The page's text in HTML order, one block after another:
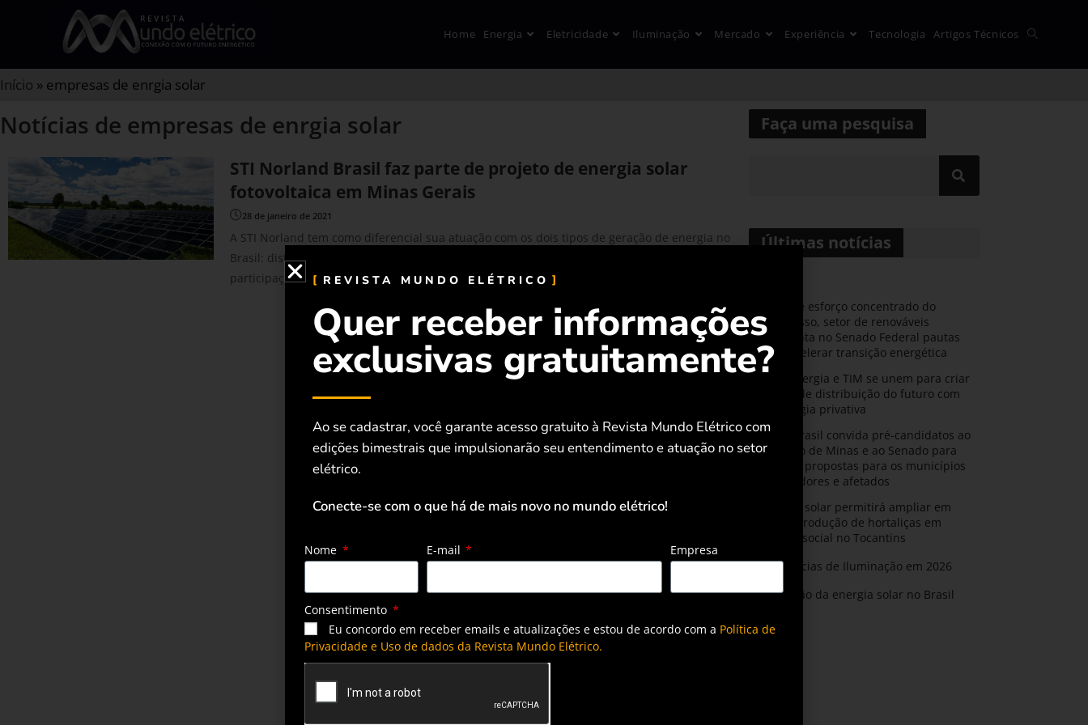
Home Energia Eletricidade Iluminação Mercado Experiência Tecnologia Artigos Técnicos
Início » empresas de enrgia solar
Notícias de empresas de enrgia solar
STI Norland Brasil faz parte de projeto de energia solar
fotovoltaica em Minas Gerais
28 de janeiro de 2021
A STI Norland tem como diferencial sua atuação com os dois tipos de geração de energia no
Brasil: distribuída e centralizada. A empresa é fornecedora de rastreadores solares em
participação de mercado
Faça uma pesquisa
Últimas notícias
Durante esforço concentrado do
Congresso, setor de renováveis
apresenta no Senado Federal pautas
para acelerar transição energética
CPFL Energia e TIM se unem para criar
a rede de distribuição do futuro com
tecnologia privativa
AMIG Brasil convida pré-candidatos ao
Governo de Minas e ao Senado para
discutir propostas para os municípios
mineradores e afetados
Energia solar permitirá ampliar em
25% a produção de hortaliças em
projeto social no Tocantins
Tendências de Iluminação em 2026
Expansão da energia solar no Brasil
REVISTA MUNDO ELÉTRICO
Quer receber informações
exclusivas gratuitamente?
Ao se cadastrar, você garante acesso gratuito à Revista Mundo Elétrico com
edições bimestrais que impulsionarão seu entendimento e atuação no setor
elétrico.
Conecte-se com o que há de mais novo no mundo elétrico!
Nome E-mail Empresa
Consentimento
Eu concordo em receber emails e atualizações e estou de acordo com a Política de
Privacidade e Uso de dados da Revista Mundo Elétrico.